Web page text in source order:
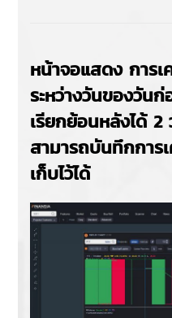
หน้าจอแสดง การเ
ระหว่างวันของวัน
เรียกย้อนหลังได้
สามารถบันทึกการ
เก็บไว้ได้